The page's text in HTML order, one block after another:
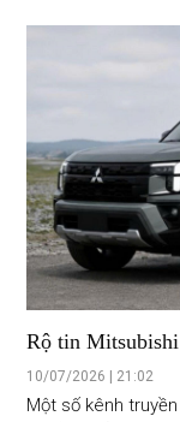
Rộ tin
dựng hé lộ diện
10/07/2026 | 21:02
Một số kênh